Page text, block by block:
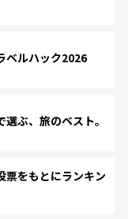
ルハック2026
ぶ、旅のベスト。
をもとにランキン